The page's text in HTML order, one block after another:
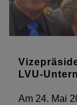
Am 24. Mai
dem